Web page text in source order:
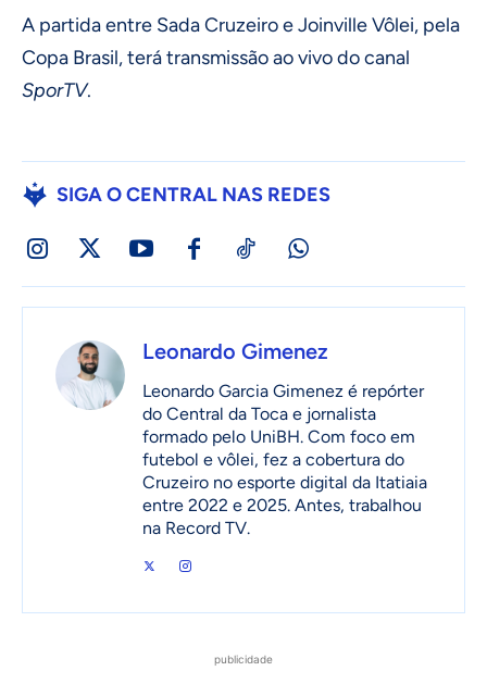
A partida entre Sada Cruzeiro e Joinville Vôlei, pela
Copa Brasil, terá transmissão ao vivo do canal
SporTV.
SIGA O CENTRAL NAS REDES
Leonardo Gimenez
Leonardo Garcia Gimenez é repórter
do Central da Toca e jornalista
formado pelo UniBH. Com foco em
futebol e vôlei, fez a cobertura do
Cruzeiro no esporte digital da Itatiaia
entre 2022 e 2025. Antes, trabalhou
na Record TV.
publicidade